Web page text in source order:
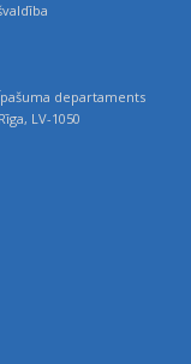
departaments
LV-1050